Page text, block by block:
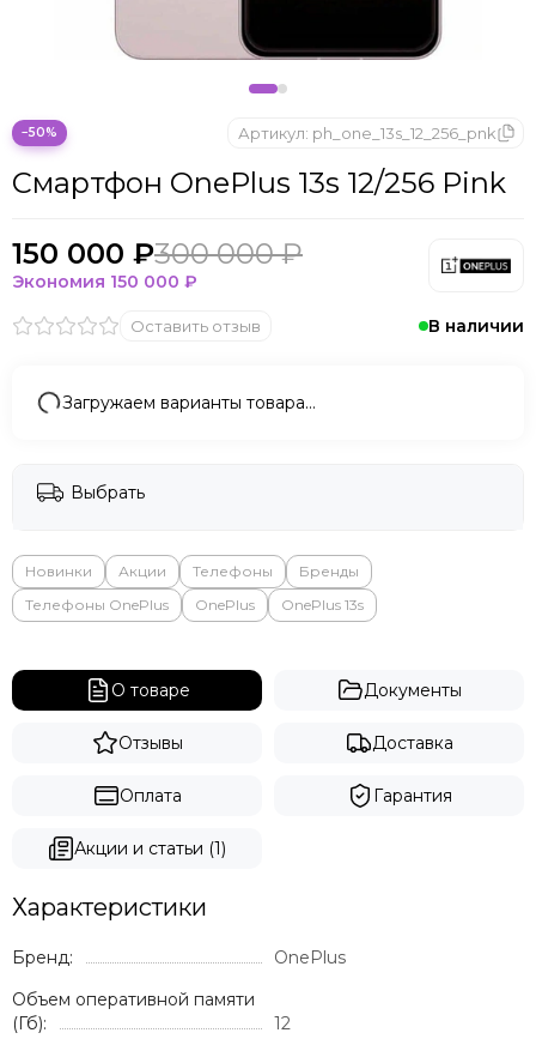
−50%
В наличии
Смартфон OnePlus 13s 12/256 Pink
Артикул: ph_one_13s_12_256_pnk
Оставить отзыв
150 000 ₽300 000 ₽
Экономия 150 000 ₽
Загружаем варианты товара…
Выбрать
Новинки Акции Телефоны
Бренды
Телефоны OnePlus
OnePlus OnePlus 13s
О товаре Документы
Отзывы Доставка
Оплата Гарантия
Акции и статьи (1)
Характеристики
Бренд:
OnePlus
Объем оперативной памяти
(Гб):
12